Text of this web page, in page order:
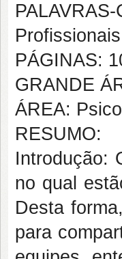
PÁGINAS:
GRANDE
ÁREA:
RESUMO:
Introdução:
no qual
Desta
para